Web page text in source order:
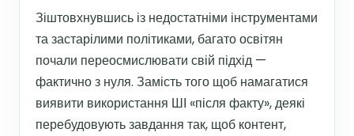
Зіштовхнувшись із недостатніми інструментами
та застарілими політиками, багато освітян
почали переосмислювати свій підхід —
фактично з нуля. Замість того щоб намагатися
виявити використання ШІ «після факту», деякі
перебудовують завдання так, щоб контент,